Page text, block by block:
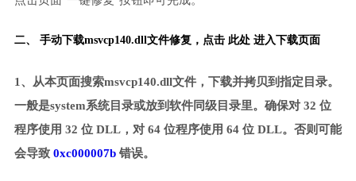
二、 手动下载msvcp140.dll文件修复， 点击 此处 进入下载页面
1、从本页面搜索msvcp140.dll文件，下载并拷贝到指定目录。
一般是system系统目录或放到软件同级目录里。确保对 32 位
程序使用 32 位 DLL，对 64 位程序使用 64 位 DLL。否则可能
会导致 0xc000007b错误。